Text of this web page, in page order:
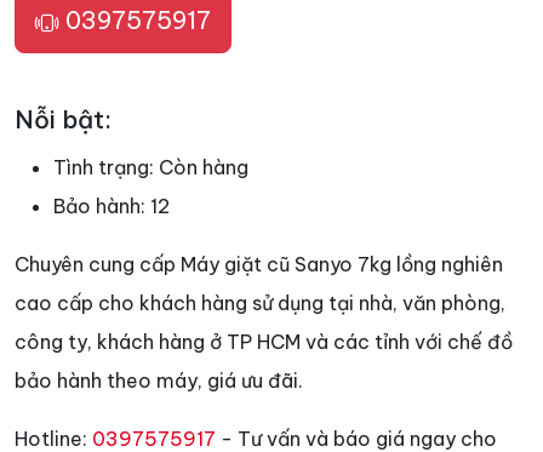
0397575917
Nỗi bật:
Tình trạng: Còn hàng
Bảo hành: 12
Chuyên cung cấp Máy giặt cũ Sanyo 7kg lồng nghiên
cao cấp cho khách hàng sử dụng tại nhà, văn phòng,
công ty, khách hàng ở TP HCM và các tỉnh với chế đồ
bảo hành theo máy, giá ưu đãi.
Hotline: 0397575917 - Tư vấn và báo giá ngay cho